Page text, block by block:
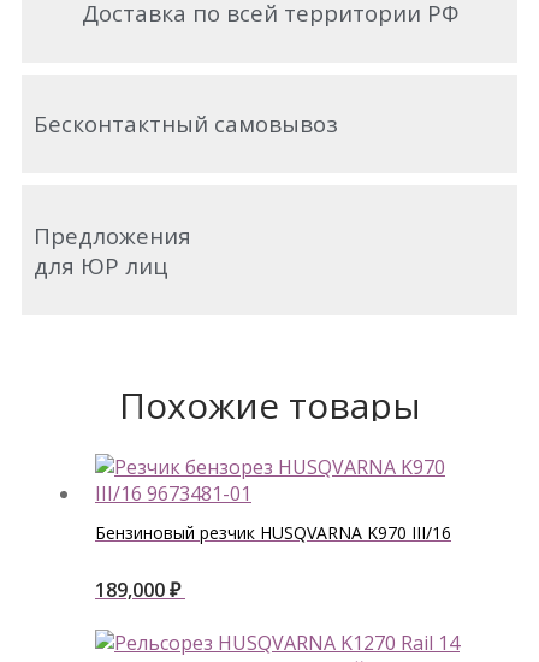
Доставка по всей территории РФ
Бесконтактный самовывоз
Предложения
для ЮР лиц
Похожие товары
Бензиновый резчик HUSQVARNA K970 III/16
189,000₽